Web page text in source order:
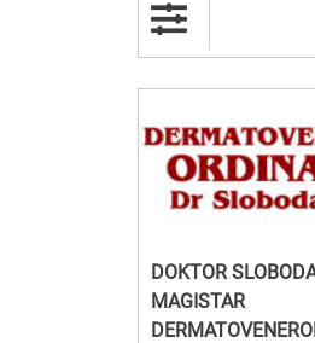
DOKTOR
MAGISTAR